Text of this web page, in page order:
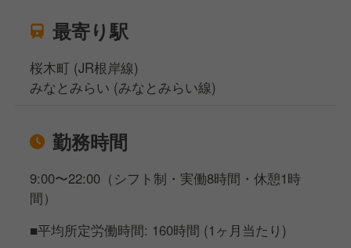
最寄り駅
桜木町 (JR根岸線)
みなとみらい (みなとみらい線)
勤務時間
9:00〜22:00（シフト制・実働8時間・休憩1時
間）
■平均所定労働時間: 160時間 (1ヶ月当たり)